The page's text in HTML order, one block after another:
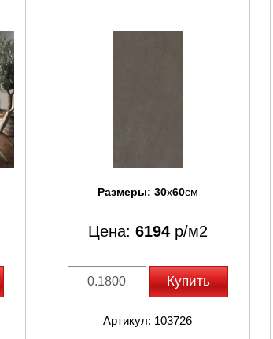
Размеры: 30x60см
Цена: 6194р/м2
Купить
Артикул: 103726